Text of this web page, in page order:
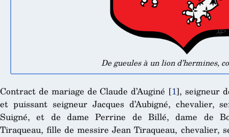
De gueules à un lion d’hermines,
Contract de mariage de Claude d’Auginé [1], seigneur
et puissant seigneur Jacques d’Aubigné, chevalier,
Suigné, et de dame Perrine de Billé, dame de
Tiraqueau, fille de messire Jean Tiraqueau, chevalier,